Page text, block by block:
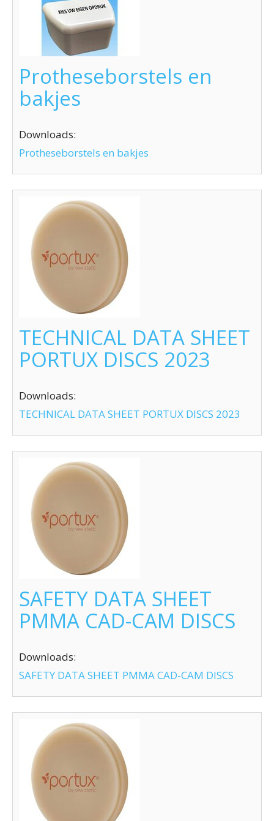
Protheseborstels en
bakjes
Downloads:
Protheseborstels en bakjes
TECHNICAL DATA SHEET
PORTUX DISCS 2023
Downloads:
TECHNICAL DATA SHEET PORTUX DISCS 2023
SAFETY DATA SHEET
PMMA CAD-CAM DISCS
Downloads:
SAFETY DATA SHEET PMMA CAD-CAM DISCS